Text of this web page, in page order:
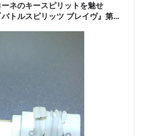
ーネのキースピリットを魅せ
トルスピリッツ ブレイヴ』第42